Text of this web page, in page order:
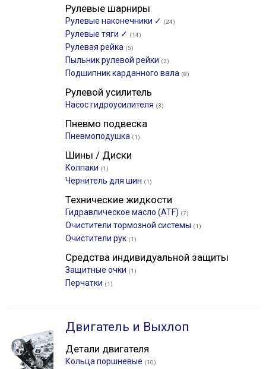
Рулевые шарниры
Рулевые наконечники ✓ (24)
Рулевые тяги ✓ (14)
Рулевая рейка (5)
Пыльник рулевой рейки (3)
Подшипник карданного вала (8)
Рулевой усилитель
Насос гидроусилителя (3)
Пневмо подвеска
Пневмоподушка (1)
Шины / Диски
Колпаки (1)
Чернитель для шин (1)
Технические жидкости
Гидравлическое масло (ATF) (7)
Очистители тормозной системы (1)
Очистители рук (1)
Средства индивидуальной защиты
Защитные очки (1)
Перчатки (1)
Двигатель и Выхлоп
Детали двигателя
Кольца поршневые (10)